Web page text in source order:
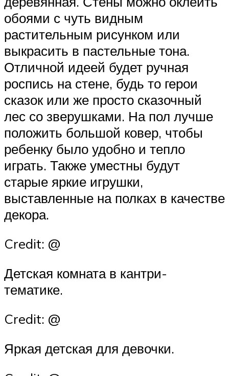
обоями с чуть видным
растительным рисунком или
выкрасить в пастельные тона.
Отличной идеей будет ручная
роспись на стене, будь то герои
сказок или же просто сказочный
лес со зверушками. На пол лучше
положить большой ковер, чтобы
ребенку было удобно и тепло
играть. Также уместны будут
старые яркие игрушки,
выставленные на полках в качестве
декора.
Credit: @
Детская комната в кантри-
тематике.
Credit: @
Яркая детская для девочки.